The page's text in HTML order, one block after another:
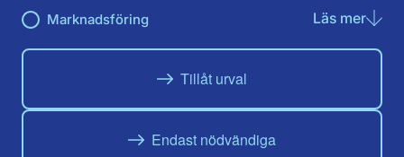
Marknadsföring Läs merom
Tillåt urval
Endast nödvändiga
FacebookTwitter Instagram